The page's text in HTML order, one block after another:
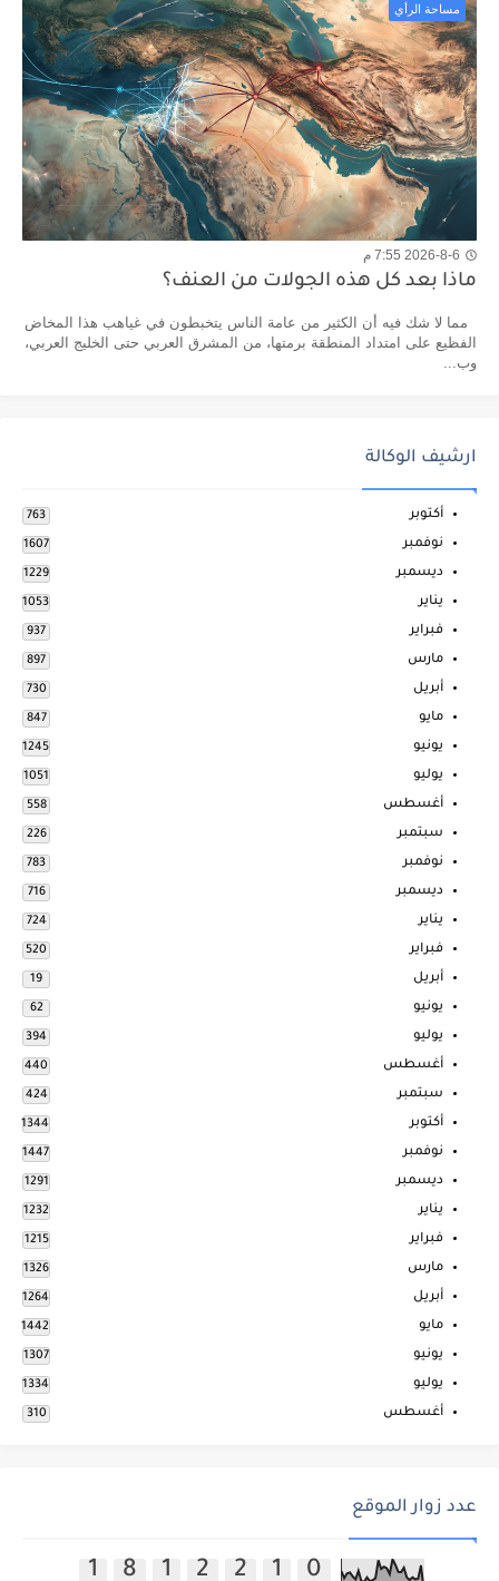
مساحة الرأي
2026-8-6 7:55 م
ماذا بعد كل هذه الجولات من العنف؟
مما لا شك فيه أن الكثير من عامة الناس يتخبطون في غياهب هذا المخاض
الفظيع على امتداد المنطقة برمتها، من المشرق العربي حتى الخليج العربي،
وب...
ارشيف الوكالة
أكتوبر 763
نوفمبر 1607
ديسمبر 1229
يناير 1053
فبراير 937
مارس 897
أبريل 730
مايو 847
يونيو 1245
يوليو 1051
أغسطس 558
سبتمبر 226
نوفمبر 783
ديسمبر 716
يناير 724
فبراير 520
أبريل 19
يونيو 62
يوليو 394
أغسطس 440
سبتمبر 424
أكتوبر 1344
نوفمبر 1447
ديسمبر 1291
يناير 1232
فبراير 1215
مارس 1326
أبريل 1264
مايو 1442
يونيو 1307
يوليو 1334
أغسطس 310
عدد زوار الموقع
1 8 1 2 2 1 0